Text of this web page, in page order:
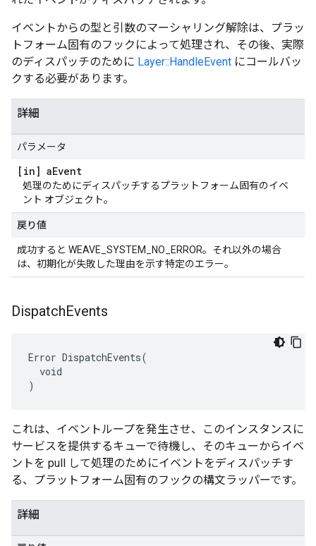
イベントからの型と引数のマーシャリング解除は、プラッ
トフォーム固有のフックによって処理され、その後、実際
のディスパッチのために Layer::HandleEvent にコールバッ
クする必要があります。
詳細
パラメータ
[in] aEvent
処理のためにディスパッチするプラットフォーム固有のイベ
ント オブジェクト。
戻り値
成功すると WEAVE_SYSTEM_NO_ERROR。それ以外の場合
は、初期化が失敗した理由を示す特定のエラー。
DispatchEvents
Error DispatchEvents(
  void
)
これは、イベントループを発生させ、このインスタンスに
サービスを提供するキューで待機し、そのキューからイベ
ントを pull して処理のためにイベントをディスパッチす
る、プラットフォーム固有のフックの構文ラッパーです。
詳細